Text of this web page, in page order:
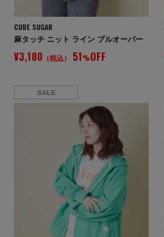
CUBE SUGAR
麻タッチ ニット ライン プルオーバー
¥3,180 （税込） 51%OFF
SALE